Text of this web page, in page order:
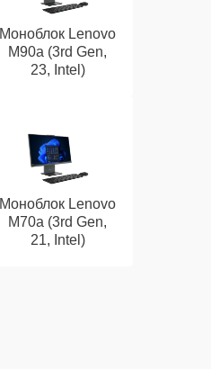
Моноблок Lenovo
M90a (3rd Gen,
23, Intel)
Моноблок Lenovo
M70a (3rd Gen,
21, Intel)